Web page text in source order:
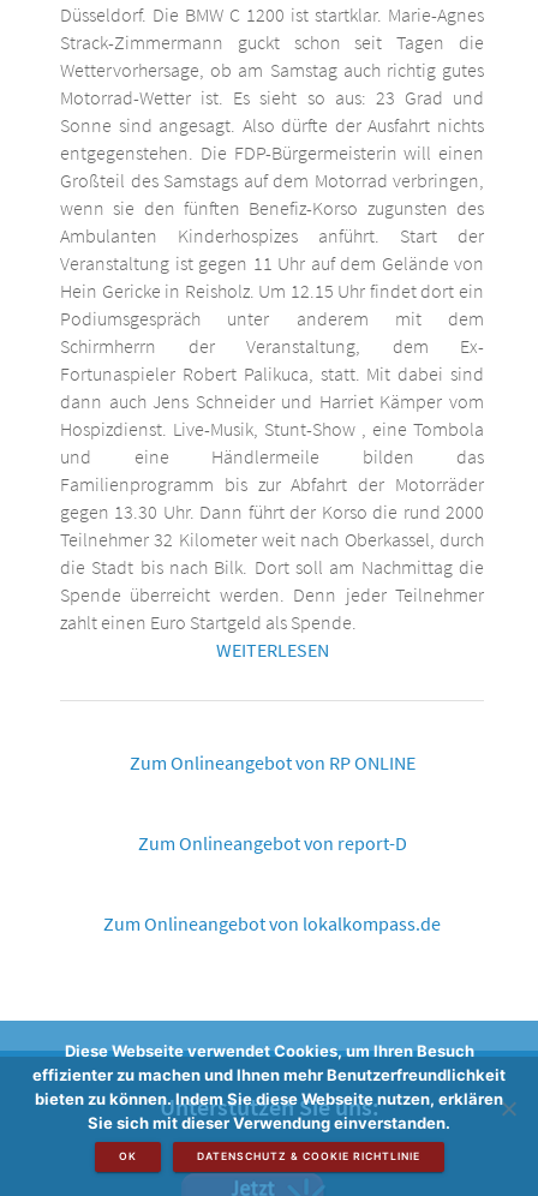
Düsseldorf. Die BMW C 1200 ist startklar. Marie-Agnes
Strack-Zimmermann guckt schon seit Tagen die
Wettervorhersage, ob am Samstag auch richtig gutes
Motorrad-Wetter ist. Es sieht so aus: 23 Grad und
Sonne sind angesagt. Also dürfte der Ausfahrt nichts
entgegenstehen. Die FDP-Bürgermeisterin will einen
Großteil des Samstags auf dem Motorrad verbringen,
wenn sie den fünften Benefiz-Korso zugunsten des
Ambulanten Kinderhospizes anführt. Start der
Veranstaltung ist gegen 11 Uhr auf dem Gelände von
Hein Gericke in Reisholz. Um 12.15 Uhr findet dort ein
Podiumsgespräch unter anderem mit dem
Schirmherrn der Veranstaltung, dem Ex-
Fortunaspieler Robert Palikuca, statt. Mit dabei sind
dann auch Jens Schneider und Harriet Kämper vom
Hospizdienst. Live-Musik, Stunt-Show , eine Tombola
und eine Händlermeile bilden das
Familienprogramm bis zur Abfahrt der Motorräder
gegen 13.30 Uhr. Dann führt der Korso die rund 2000
Teilnehmer 32 Kilometer weit nach Oberkassel, durch
die Stadt bis nach Bilk. Dort soll am Nachmittag die
Spende überreicht werden. Denn jeder Teilnehmer
zahlt einen Euro Startgeld als Spende.
WEITERLESEN
Zum Onlineangebot von RP ONLINE
Zum Onlineangebot von report-D
Zum Onlineangebot von lokalkompass.de
Unterstützen Sie uns:
Diese Webseite verwendet Cookies, um Ihren Besuch
effizienter zu machen und Ihnen mehr Benutzerfreundlichkeit
bieten zu können. Indem Sie diese Webseite nutzen, erklären
Sie sich mit dieser Verwendung einverstanden.
OK DATENSCHUTZ & COOKIE RICHTLINIE